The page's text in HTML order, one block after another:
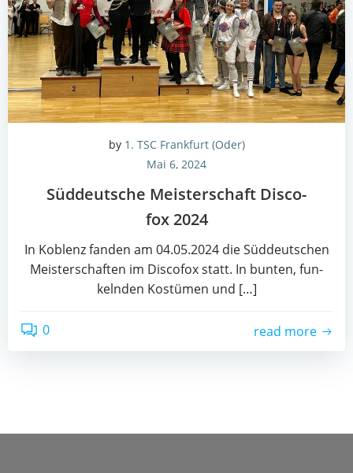
by 1. TSC Frankfurt (Oder)
Mai 6, 2024
Süd­deut­sche Meis­ter­schaft Dis­co­
fox 2024
In Koblenz fan­den am 04.05.2024 die Süd­deut­schen
Meis­ter­schaf­ten im Dis­co­fox statt. In bun­ten, fun­
keln­den Kos­tü­men und […]
0 read more